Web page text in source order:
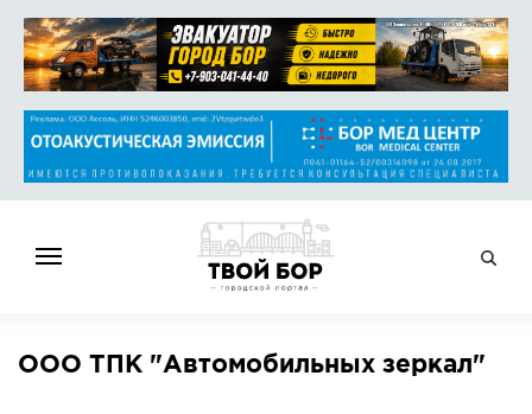
НОВОСТИ
ООО ТПК "Автомобильных зеркал"